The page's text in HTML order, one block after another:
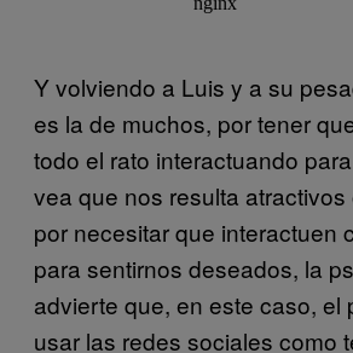
Y volviendo a Luis y a su
es la de muchos, por tener
todo el rato interactuando
vea que nos resulta atractivos
por necesitar que interactuen
para sentirnos deseados, la
advierte que, en este caso, el
usar las redes sociales como